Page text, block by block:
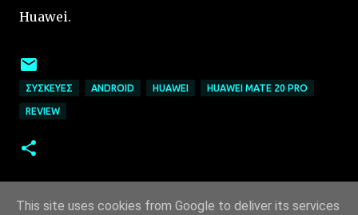
Huawei.
ΣΥΣΚΕΥΈΣ ANDROID HUAWEI HUAWEI MATE 20 PRO
REVIEW
This site uses cookies from Google to deliver its services